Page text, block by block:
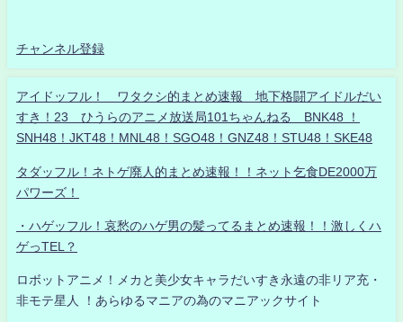
チャンネル登録
アイドッフル！ ワタクシ的まとめ速報 地下格闘アイドルだい
すき！23 ひうらのアニメ放送局101ちゃんねる BNK48 ！
SNH48！JKT48！MNL48！SGO48！GNZ48！STU48！SKE48
タダッフル！ネトゲ廃人的まとめ速報！！ネット乞食DE2000万
パワーズ！
・ハゲッフル！哀愁のハゲ男の髪ってるまとめ速報！！激しくハ
ゲっTEL？
ロボットアニメ！メカと美少女キャラだいすき永遠の非リア充・
非モテ星人 ！あらゆるマニアの為のマニアックサイト